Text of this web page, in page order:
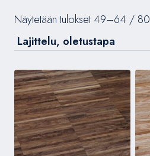
Näytetään tulokset 49–64 / 80